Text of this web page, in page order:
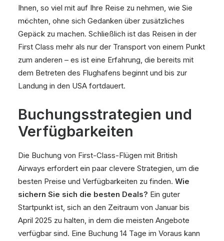
Ihnen, so viel mit auf Ihre Reise zu nehmen, wie Sie
möchten, ohne sich Gedanken über zusätzliches
Gepäck zu machen. Schließlich ist das Reisen in der
First Class mehr als nur der Transport von einem Punkt
zum anderen – es ist eine Erfahrung, die bereits mit
dem Betreten des Flughafens beginnt und bis zur
Landung in den USA fortdauert.
Buchungsstrategien und
Verfügbarkeiten
Die Buchung von First-Class-Flügen mit British
Airways erfordert ein paar clevere Strategien, um die
besten Preise und Verfügbarkeiten zu finden. Wie
sichern Sie sich die besten Deals? Ein guter
Startpunkt ist, sich an den Zeitraum von Januar bis
April 2025 zu halten, in dem die meisten Angebote
verfügbar sind. Eine Buchung 14 Tage im Voraus kann